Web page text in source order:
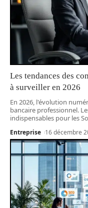
Les tendances des
à surveiller en 2026
En 2026, l'évolution
bancaire professionnel.
indispensables pour les
Entreprise 16 décembre